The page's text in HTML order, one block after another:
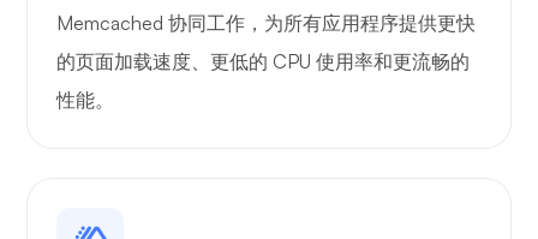
Memcached 协同工作，为所有应用程序提供更快
的页面加载速度、更低的 CPU 使用率和更流畅的
性能。